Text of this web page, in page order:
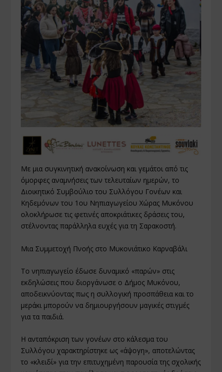
Με μια συγκινητική ανακοίνωση και γεμάτοι από τις
όμορφες αναμνήσεις των τελευταίων ημερών, το
Διοικητικό Συμβούλιο του Συλλόγου Γονέων και
Κηδεμόνων του 1ου Νηπιαγωγείου Χώρας Μυκόνου
ολοκλήρωσε τις φετινές αποκριάτικες δράσεις του,
στέλνοντας παράλληλα ευχές για τη Σαρακοστή.
Μια Συμμετοχή Πνοής στο Μυκονιάτικο Καρναβάλι
Το νηπιαγωγείο έδωσε δυναμικό «παρών» στις
εκδηλώσεις που διοργάνωσε ο Δήμος Μυκόνου,
αποδεικνύοντας πως η συλλογική προσπάθεια και το
μεράκι μπορούν να δημιουργήσουν μαγικές στιγμές
για τα παιδιά.
Η ανταπόκριση των γονέων στο κάλεσμα του
Συλλόγου χαρακτηρίστηκε ως «άψογη», αποτελώντας
το «κλειδί» για την επιτυχημένη παρουσία της σχολικής